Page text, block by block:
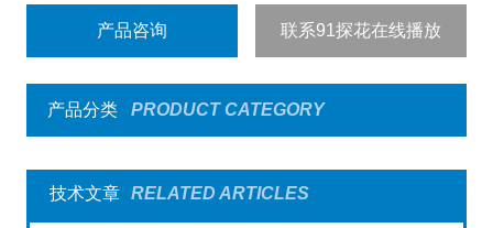
产品咨询 联系91探花在线播放
产品分类 PRODUCT CATEGORY
技术文章 RELATED ARTICLES